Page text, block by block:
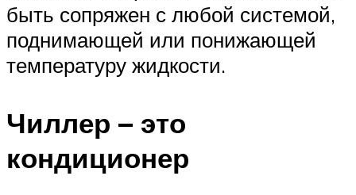
быть сопряжен с любой системой,
поднимающей или понижающей
температуру жидкости.
Чиллер – это
кондиционер